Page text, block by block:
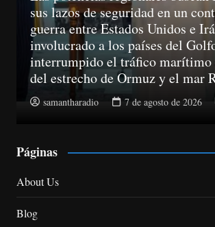
sus lazos de seguridad en un
guerra entre Estados Unidos e
involucrado a los países del
interrumpido el tráfico marítimo
del estrecho de Ormuz y el mar
samantharadio 7 de agosto de 2026
Páginas
About Us
Blog